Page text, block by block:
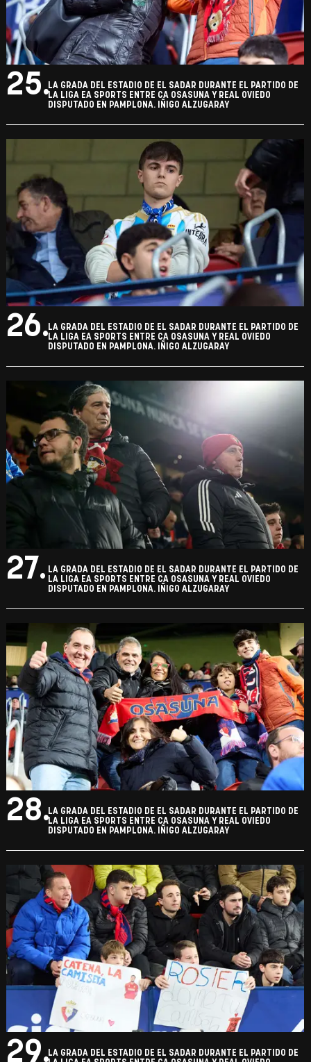
25.LA GRADA DEL ESTADIO DE EL SADAR DURANTE EL PARTIDO DE
LA LIGA EA SPORTS ENTRE CA OSASUNA Y REAL OVIEDO
DISPUTADO EN PAMPLONA. IÑIGO ALZUGARAY
26.LA GRADA DEL ESTADIO DE EL SADAR DURANTE EL PARTIDO DE
LA LIGA EA SPORTS ENTRE CA OSASUNA Y REAL OVIEDO
DISPUTADO EN PAMPLONA. IÑIGO ALZUGARAY
27. LA GRADA DEL ESTADIO DE EL SADAR DURANTE EL PARTIDO DE
LA LIGA EA SPORTS ENTRE CA OSASUNA Y REAL OVIEDO
DISPUTADO EN PAMPLONA. IÑIGO ALZUGARAY
28.LA GRADA DEL ESTADIO DE EL SADAR DURANTE EL PARTIDO DE
LA LIGA EA SPORTS ENTRE CA OSASUNA Y REAL OVIEDO
DISPUTADO EN PAMPLONA. IÑIGO ALZUGARAY
29.LA GRADA DEL ESTADIO DE EL SADAR DURANTE EL PARTIDO DE